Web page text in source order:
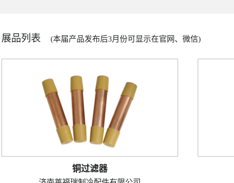
展品列表 (本届产品发布后3月份可显示在官网、微信)
铜过滤器